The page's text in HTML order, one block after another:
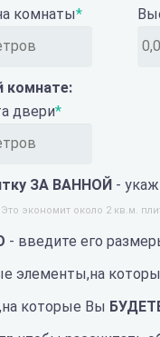
комнаты*
комнате:
двери*
ЗА ВАННОЙ -
экономит около 2 кв.м.
- введите его
элементы,на
на которые Вы